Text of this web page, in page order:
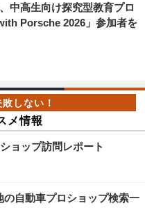
中高生向け探究型教育プロ
Porsche 2026」参加者を
メ情報
ョップ訪問レポート
自動車プロショップ検索一